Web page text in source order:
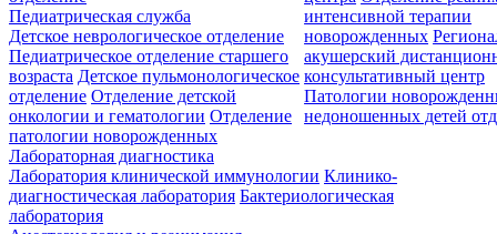
интенсивной терапии
новорожденных
акушерский
консультативный центр
Патологии
недоношенных детей
Педиатрическая служба
Детское неврологическое отделение
Педиатрическое отделение старшего
возраста Детское пульмонологическое
отделение Отделение детской
онкологии и гематологии Отделение
патологии новорожденных
Лабораторная диагностика
Лаборатория клинической иммунологии Клинико-
диагностическая лаборатория Бактериологическая
лаборатория